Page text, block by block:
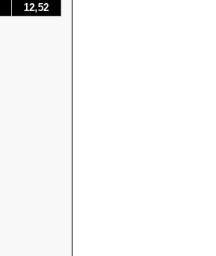
12,52